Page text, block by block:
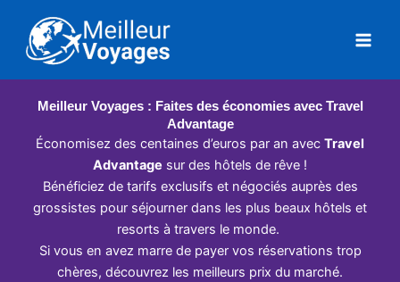
contenu
Meilleur Voyages : Faites des économies avec Travel
Advantage
Économisez des centaines d’euros par an avec Travel
Advantage sur des hôtels de rêve !
Bénéficiez de tarifs exclusifs et négociés auprès des
grossistes pour séjourner dans les plus beaux hôtels et
resorts à travers le monde.
Si vous en avez marre de payer vos réservations trop
chères, découvrez les meilleurs prix du marché.